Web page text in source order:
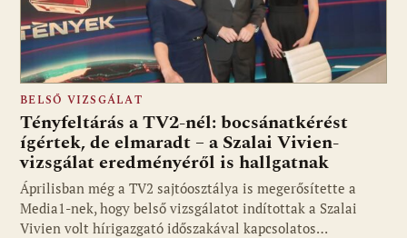
BELSŐ VIZSGÁLAT
Tényfeltárás a TV2-nél: bocsánatkérést
ígértek, de elmaradt – a Szalai Vivien-
vizsgálat eredményéről is hallgatnak
Áprilisban még a TV2 sajtóosztálya is megerősítette a
Media1-nek, hogy belső vizsgálatot indítottak a Szalai
Vivien volt hírigazgató időszakával kapcsolatos…